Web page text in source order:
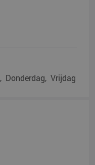
Donderdag Vrijdag